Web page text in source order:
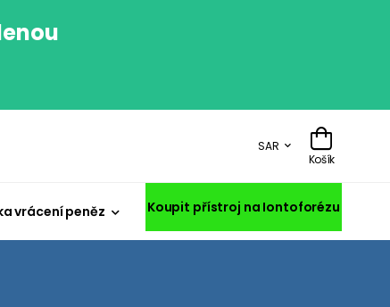
SAR
Košík
vrácení peněz Koupit přístroj na Iontoforézu